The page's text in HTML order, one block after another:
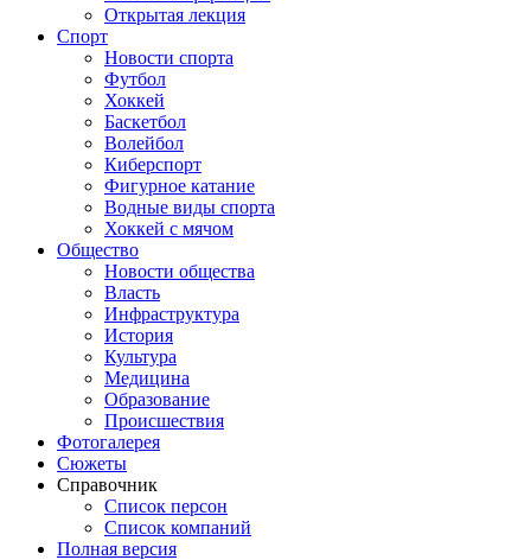
Открытая лекция
Спорт
Новости спорта
Футбол
Хоккей
Баскетбол
Волейбол
Киберспорт
Фигурное катание
Водные виды спорта
Хоккей с мячом
Общество
Новости общества
Власть
Инфраструктура
История
Культура
Медицина
Образование
Происшествия
Фотогалерея
Сюжеты
Справочник
Список персон
Список компаний
Полная версия